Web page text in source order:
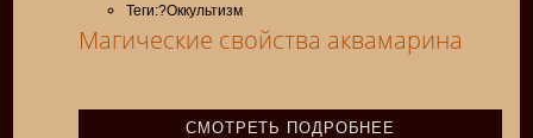
Теги:?Оккультизм
Магические свойства аквамарина
СМОТРЕТЬ ПОДРОБНЕЕ